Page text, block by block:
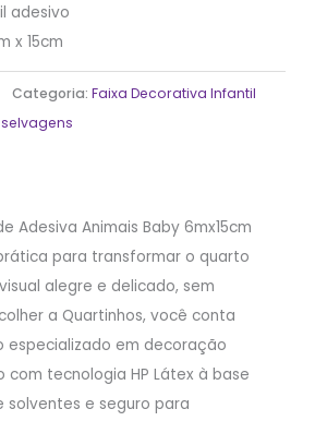
adesivo
x 15cm
Categoria:Faixa Decorativa Infantil
selvagens
Adesiva Animais Baby 6mx15cm
para transformar o quarto
alegre e delicado, sem
a Quartinhos, você conta
especializado em decoração
com tecnologia HP Látex à base
solventes e seguro para